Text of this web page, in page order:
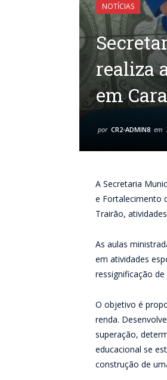
NOTÍCIAS
realiza
em
por CR2-ADMIN8 em
A Secretaria
e Fortalecimento
Trairão,
As aulas
em atividades
ressignificação de
O objetivo é
renda.
superação,
educacional se
construção de